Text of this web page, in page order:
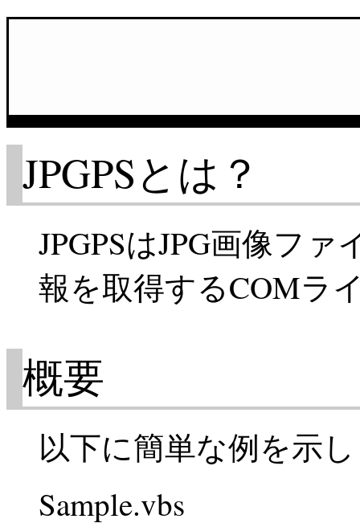
JPGPSとは？
JPGPSはJPG画像ファ
報を取得するCOMラ
概要
以下に簡単な例を示
Sample.vbs